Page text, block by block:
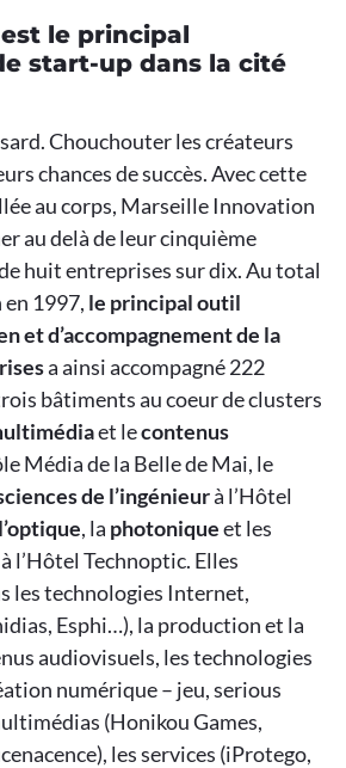
le principal
start-up dans la cité
Chouchouter les créateurs
chances de succès. Avec cette
au corps, Marseille Innovation
au delà de leur cinquième
huit entreprises sur dix. Au total
1997, le principal outil
et d’accompagnement de la
a ainsi accompagné 222
bâtiments au coeur de clusters
et lecontenus
Média de la Belle de Mai, le
de l’ingénieurà l’Hôtel
l’optique, la photoniqueet les
à l’Hôtel Technoptic. Elles
les technologies Internet,
Esphi…), la production et la
audiovisuels, les technologies
numérique – jeu, serious
(Honikou Games,
les services (iProtego,